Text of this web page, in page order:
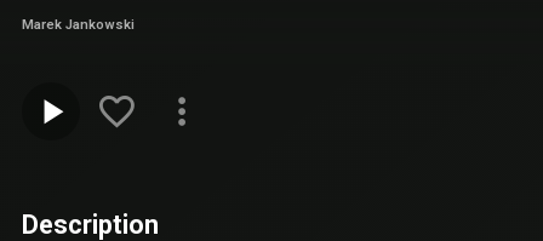
Marek Jankowski
Description